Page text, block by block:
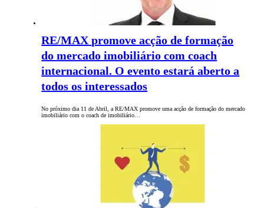
RE/MAX promove acção de formação
do mercado imobiliário com coach
internacional. O evento estará aberto a
todos os interessados
No próximo dia 11 de Abril, a RE/MAX promove uma acção de formação do mercado
imobiliário com o coach de imobiliário…